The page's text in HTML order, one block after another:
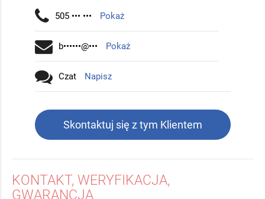
505 ••• ••• Pokaż
b••••••@••• Pokaż
Czat Napisz
Skontaktuj się z tym Klientem
KONTAKT, WERYFIKACJA,
GWARANCJA